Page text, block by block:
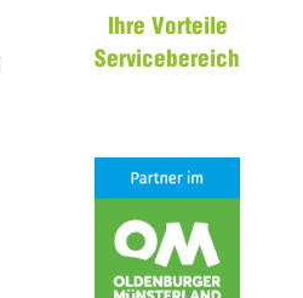
Ihre Vorteile
Servicebereich